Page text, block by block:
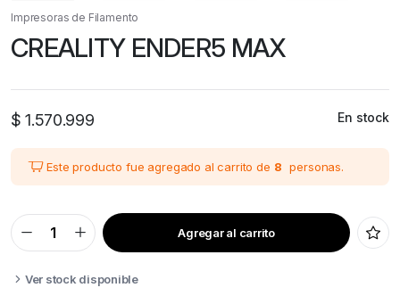
Impresoras de Filamento
CREALITY ENDER5 MAX
$ 1.570.999 En stock
Este producto fue agregado al carrito de 8 personas.
CREALITY
ENDER5
quantity
Agregar al carrito
Ver stock disponible